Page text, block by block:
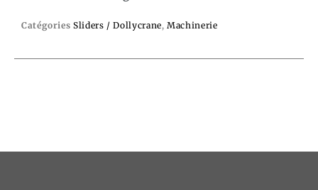
Catégories Sliders / Dollycrane,Machinerie